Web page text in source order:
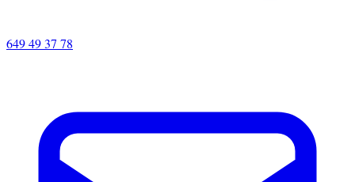
649 49 37 78